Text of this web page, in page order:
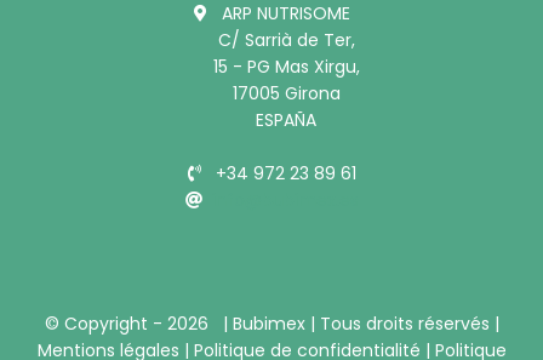
ARP NUTRISOME
C/ Sarrià de Ter,
15 - PG Mas Xirgu,
17005 Girona
ESPAÑA
+34 972 23 89 61
© Copyright - 2026 | Bubimex | Tous droits réservés |
Mentions légales | Politique de confidentialité | Politique